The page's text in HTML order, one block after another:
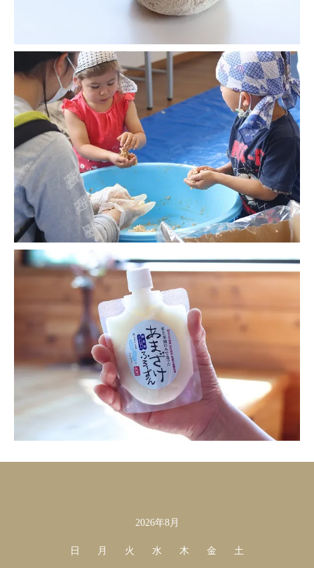
2026年8月
日 月 火 水 木 金 土